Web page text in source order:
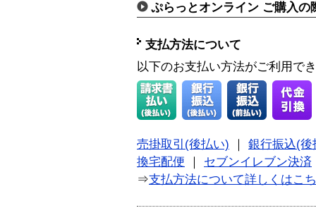
ぷらっとオンライン ご購入の
支払方法について
以下のお支払い方法がご利用で
売掛取引(後払い) ｜ 銀行振込(後
換宅配便 ｜ セブンイレブン決済
⇒支払方法について詳しくはこ